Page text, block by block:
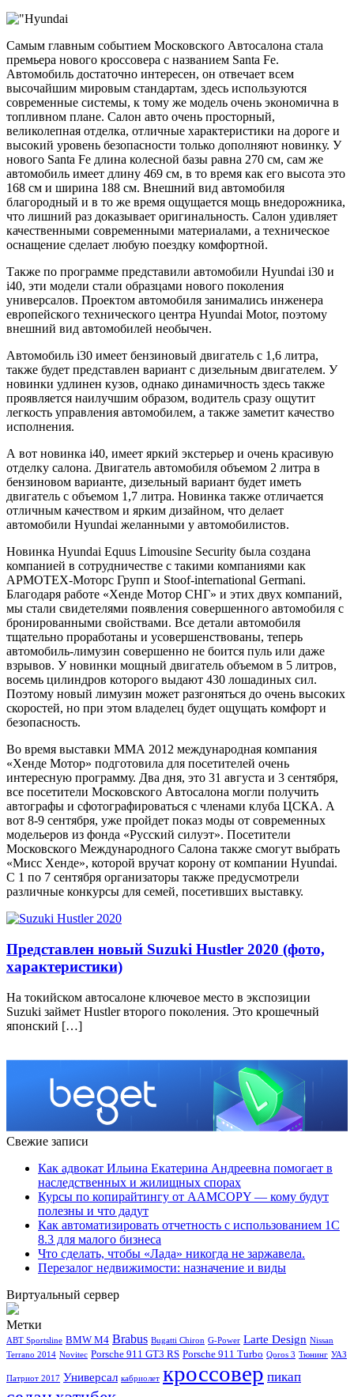
Самым главным событием Московского Автосалона стала
премьера нового кроссовера с названием Santa Fe.
Автомобиль достаточно интересен, он отвечает всем
высочайшим мировым стандартам, здесь используются
современные системы, к тому же модель очень экономична в
топливном плане. Салон авто очень просторный,
великолепная отделка, отличные характеристики на дороге и
высокий уровень безопасности только дополняют новинку. У
нового Santa Fe длина колесной базы равна 270 см, сам же
автомобиль имеет длину 469 см, в то время как его высота это
168 см и ширина 188 см. Внешний вид автомобиля
благородный и в то же время ощущается мощь внедорожника,
что лишний раз доказывает оригинальность. Салон удивляет
качественными современными материалами, а техническое
оснащение сделает любую поездку комфортной.
Также по программе представили автомобили Hyundai i30 и
i40, эти модели стали образцами нового поколения
универсалов. Проектом автомобиля занимались инженера
европейского технического центра Hyundai Motor, поэтому
внешний вид автомобилей необычен.
Автомобиль i30 имеет бензиновый двигатель с 1,6 литра,
также будет представлен вариант с дизельным двигателем. У
новинки удлинен кузов, однако динамичность здесь также
проявляется наилучшим образом, водитель сразу ощутит
легкость управления автомобилем, а также заметит качество
исполнения.
А вот новинка i40, имеет яркий экстерьер и очень красивую
отделку салона. Двигатель автомобиля объемом 2 литра в
бензиновом варианте, дизельный вариант будет иметь
двигатель с объемом 1,7 литра. Новинка также отличается
отличным качеством и ярким дизайном, что делает
автомобили Hyundai желанными у автомобилистов.
Новинка Hyundai Equus Limousine Security была создана
компанией в сотрудничестве с такими компаниями как
АРМОТЕХ-Моторс Групп и Stoof-international Germani.
Благодаря работе «Хенде Мотор СНГ» и этих двух компаний,
мы стали свидетелями появления совершенного автомобиля с
бронированными свойствами. Все детали автомобиля
тщательно проработаны и усовершенствованы, теперь
автомобиль-лимузин совершенно не боится пуль или даже
взрывов. У новинки мощный двигатель объемом в 5 литров,
восемь цилиндров которого выдают 430 лошадиных сил.
Поэтому новый лимузин может разгоняться до очень высоких
скоростей, но при этом владелец будет ощущать комфорт и
безопасность.
Во время выставки ММА 2012 международная компания
«Хенде Мотор» подготовила для посетителей очень
интересную программу. Два дня, это 31 августа и 3 сентября,
все посетители Московского Автосалона могли получить
автографы и сфотографироваться с членами клуба ЦСКА. А
вот 8-9 сентября, уже пройдет показ моды от современных
модельеров из фонда «Русский силуэт». Посетители
Московского Международного Салона также смогут выбрать
«Мисс Хенде», которой вручат корону от компании Hyundai.
С 1 по 7 сентября организаторы также предусмотрели
различные конкурсы для семей, посетивших выставку.
Представлен новый Suzuki Hustler 2020 (фото,
характеристики)
На токийском автосалоне ключевое место в экспозиции
Suzuki займет Hustler второго поколения. Это крошечный
японский […]
Свежие записи
Как адвокат Ильина Екатерина Андреевна помогает в
наследственных и жилищных спорах
Курсы по копирайтингу от AAMCOPY — кому будут
полезны и что дадут
Как автоматизировать отчетность с использованием 1С
8.3 для малого бизнеса
Что сделать, чтобы «Лада» никогда не заржавела.
Перезалог недвижимости: назначение и виды
Виртуальный сервер
Метки
ABT Sportsline BMW M4 Brabus Bugatti Chiron G-Power Larte Design Nissan
Terrano 2014 Novitec Porsche 911 GT3 RS Porsche 911 Turbo Qoros 3 Тюнинг УАЗ
Патриот 2017 Универсал кабриолет кроссовер пикап